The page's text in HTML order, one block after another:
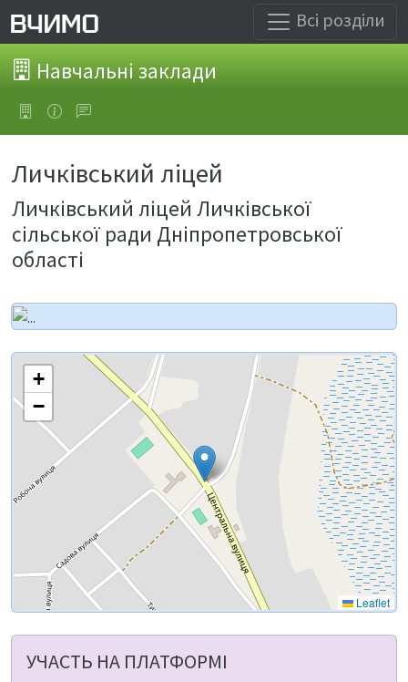
Всі розділи
Навчальні заклади
Личківський ліцей
Личківський ліцей Личківської
сільської ради Дніпропетровської
області
+
−
Leaflet
УЧАСТЬ НА ПЛАТФОРМІ